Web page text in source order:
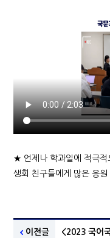
★ 언제나 학과일에 적극적
생회 친구들에게 많은 응
이전글 <2023 국어